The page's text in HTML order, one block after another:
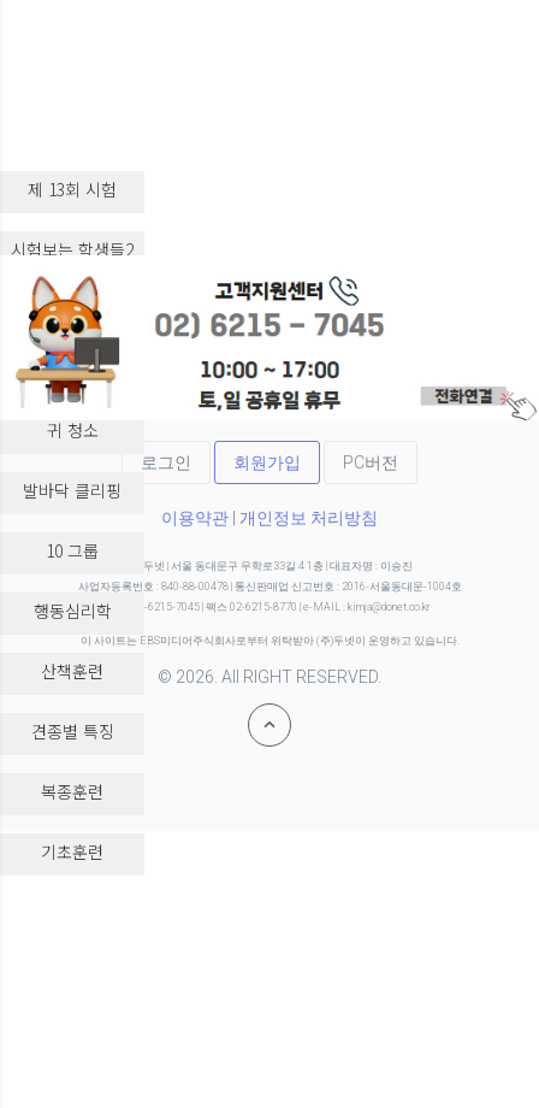
제 13회 시험
시험보는 학생들2
시험보는 학생들3
실습 교육
귀 청소
발바닥 클리핑
10 그룹
행동심리학
산책훈련
견종별 특징
복종훈련
기초훈련
로그인 회원가입 PC버전
이용약관 개인정보 처리방침
(주)두넷 | 서울 동대문구 무학로33길 4 1층 | 대표자명 : 이승진
사업자등록번호 : 840-88-00478 | 통신판매업 신고번호 : 2016-서울동대문-1004호
전화 02-6215-7045 | 팩스 02-6215-8770 | e-MAIL : kimja@donet.co.kr
이 사이트는 EBS미디어주식회사로부터 위탁받아 (주)두넷이 운영하고 있습니다.
© 2026. All RIGHT RESERVED.